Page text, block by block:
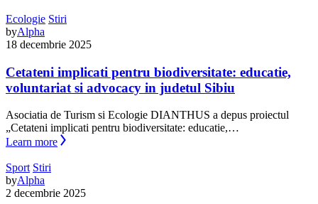
Ecologie Stiri
byAlpha
18 decembrie 2025
Cetateni implicati pentru biodiversitate: educatie,
voluntariat si advocacy in judetul Sibiu
Asociatia de Turism si Ecologie DIANTHUS a depus proiectul
„Cetateni implicati pentru biodiversitate: educatie,…
Learn more
Sport Stiri
byAlpha
2 decembrie 2025